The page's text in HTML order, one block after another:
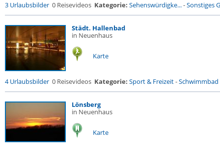
3 Urlaubsbilder 0 Reisevideos Kategorie: Sehenswürdigke...-Sonstiges
Städt. Hallenbad
in Neuenhaus
Karte
4 Urlaubsbilder 0 Reisevideos Kategorie: Sport & Freizeit-Schwimmbad
Lönsberg
in Neuenhaus
Karte